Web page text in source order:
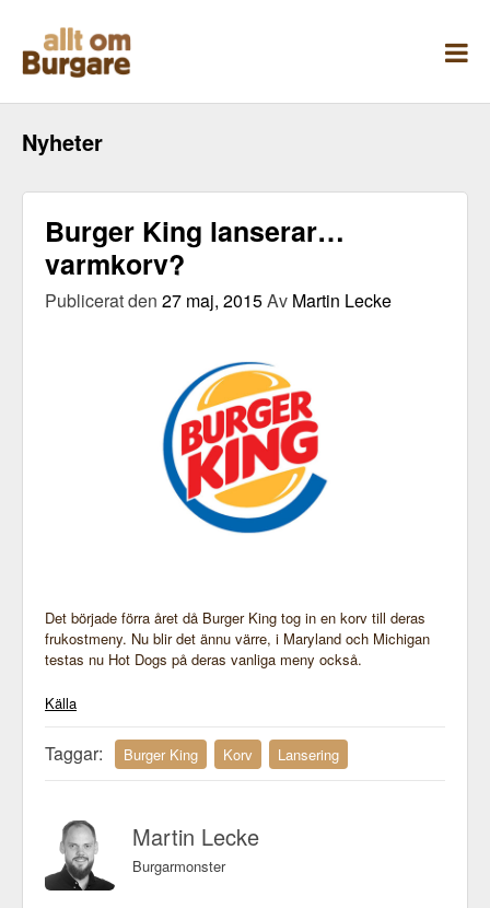
innehåll
Nyheter
Burger King lanserar…
varmkorv?
Publicerat den 27 maj, 2015Av Martin Lecke
Det började förra året då Burger King tog in en korv till deras
frukostmeny. Nu blir det ännu värre, i Maryland och Michigan
testas nu Hot Dogs på deras vanliga meny också.
Källa
Taggar: Burger King Korv Lansering
Martin Lecke
Burgarmonster